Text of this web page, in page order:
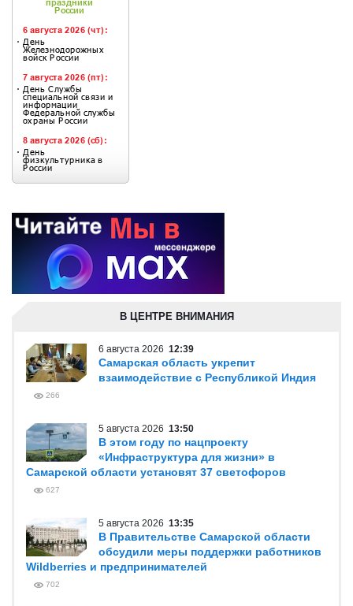
В ЦЕНТРЕ ВНИМАНИЯ
6 августа 2026 12:39
Самарская область укрепит
взаимодействие с Республикой Индия
266
5 августа 2026 13:50
В этом году по нацпроекту
«Инфраструктура для жизни» в
Самарской области установят 37 светофоров
627
5 августа 2026 13:35
В Правительстве Самарской области
обсудили меры поддержки работников
Wildberries и предпринимателей
702